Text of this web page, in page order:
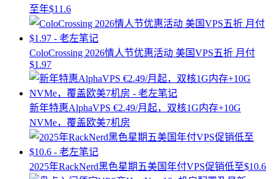
至年$11.6
ColoCrossing 2026情人节优惠活动 美国VPS五折 月付
$1.97
新年特惠AlphaVPS €2.49/月起，双核1G内存+10G
NVMe，覆盖欧美7机房
2025年RackNerd黑色星期五美国年付VPS促销低至$10.6